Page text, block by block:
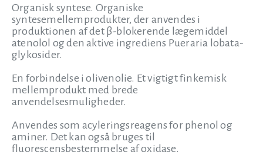
Organisk syntese. Organiske
syntesemellemprodukter, der anvendes i
produktionen af det β-blokerende lægemiddel
atenolol og den aktive ingrediens Pueraria lobata-
glykosider.
En forbindelse i olivenolie. Et vigtigt finkemisk
mellemprodukt med brede
anvendelsesmuligheder.
Anvendes som acyleringsreagens for phenol og
aminer. Det kan også bruges til
fluorescensbestemmelse af oxidase.